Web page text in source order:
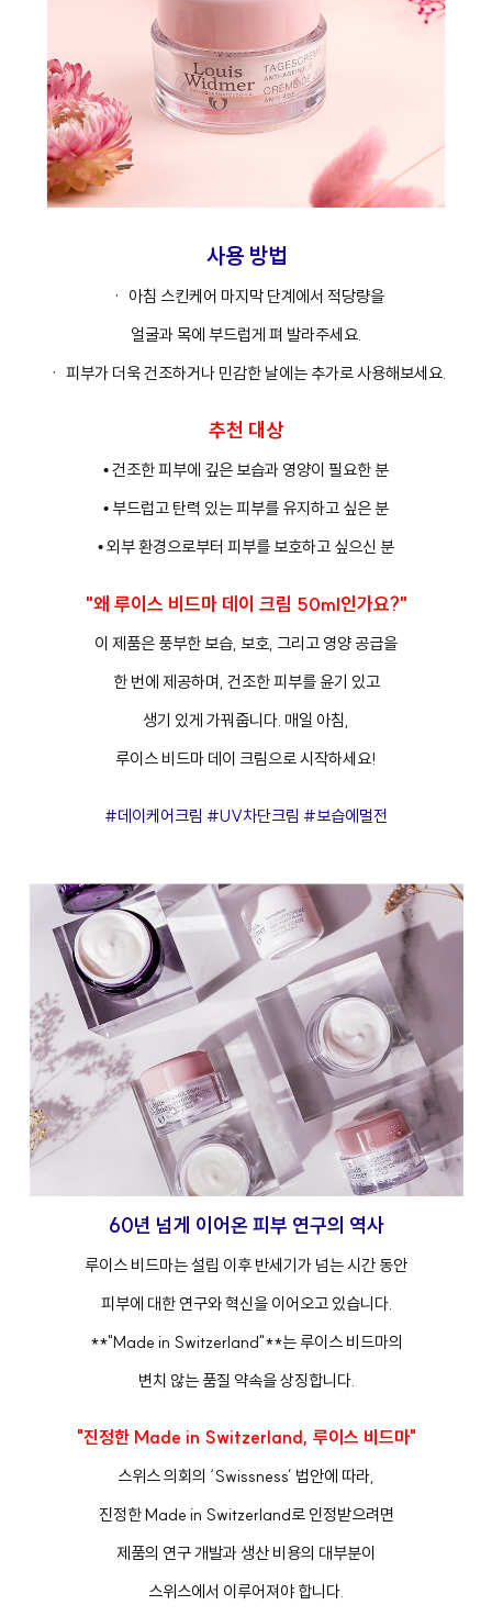
사용 방법
ㆍ 아침 스킨케어 마지막 단계에서 적당량을
얼굴과 목에 부드럽게 펴 발라주세요.
ㆍ 피부가 더욱 건조하거나 민감한 날에는 추가로 사용해보세요.
추천 대상
• 건조한 피부에 깊은 보습과 영양이 필요한 분
• 부드럽고 탄력 있는 피부를 유지하고 싶은 분
• 외부 환경으로부터 피부를 보호하고 싶으신 분
"왜 루이스 비드마 데이 크림 50ml인가요?"
이 제품은 풍부한 보습, 보호, 그리고 영양 공급을
한 번에 제공하며, 건조한 피부를 윤기 있고
생기 있게 가꿔줍니다. 매일 아침,
루이스 비드마 데이 크림으로 시작하세요!
#데이케어크림 #UV차단크림 #보습에멀전
60년 넘게 이어온 피부 연구의 역사
루이스 비드마는 설립 이후 반세기가 넘는 시간 동안
피부에 대한 연구와 혁신을 이어오고 있습니다.
**"Made in Switzerland"**는 루이스 비드마의
변치 않는 품질 약속을 상징합니다.
"진정한 Made in Switzerland, 루이스 비드마"
스위스 의회의 ‘Swissness’ 법안에 따라,
진정한 Made in Switzerland로 인정받으려면
제품의 연구 개발과 생산 비용의 대부분이
스위스에서 이루어져야 합니다.